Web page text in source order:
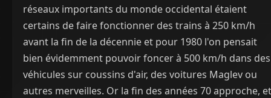
réseaux importants du monde occidental étaient
certains de faire fonctionner des trains à 250 km/h
avant la fin de la décennie et pour 1980 l'on pensait
bien évidemment pouvoir foncer à 500 km/h dans des
véhicules sur coussins d'air, des voitures Maglev ou
autres merveilles. Or la fin des années 70 approche, et